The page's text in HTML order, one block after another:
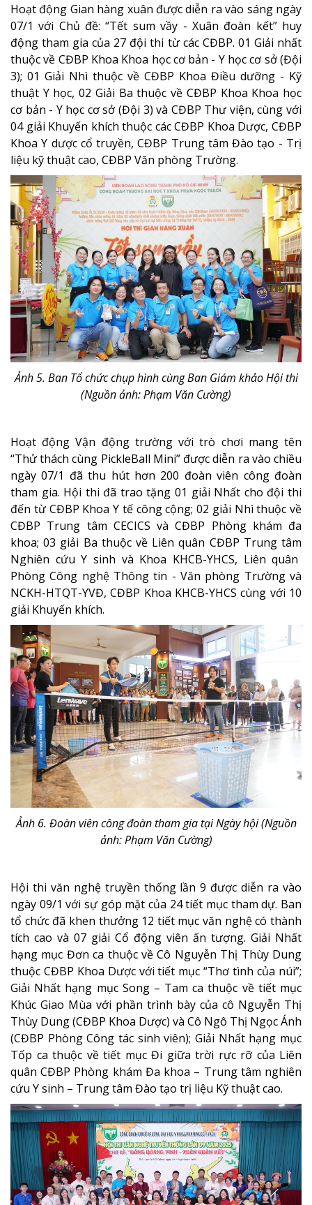
Hoạt động Gian hàng xuân được diễn ra vào sáng ngày
07/1 với Chủ đề: “Tết sum vầy - Xuân đoàn kết” huy
động tham gia của 27 đội thi từ các CĐBP. 01 Giải nhất
thuộc về CĐBP Khoa Khoa học cơ bản - Y học cơ sở (Đội
3); 01 Giải Nhì thuộc về CĐBP Khoa Điều dưỡng - Kỹ
thuật Y học, 02 Giải Ba thuộc về CĐBP Khoa Khoa học
cơ bản - Y học cơ sở (Đội 3) và CĐBP Thư viện, cùng với
04 giải Khuyến khích thuộc cácCĐBP Khoa Dược,CĐBP
Khoa Y dược cổ truyền,CĐBP Trung tâm Đào tạo - Trị
liệu kỹ thuật cao, CĐBP Văn phòng Trường.
Ảnh 5. Ban Tổ chức chụp hình cùng Ban Giám khảo Hội thi
(Nguồn ảnh: Phạm Văn Cường)
Hoạt động Vận động trường với trò chơi mang tên
“Thử thách cùng PickleBall Mini” được diễn ra vào chiều
ngày 07/1 đã thu hút hơn 200 đoàn viên công đoàn
tham gia. Hội thi đã trao tặng 01 giải Nhất cho đội thi
đến từ CĐBP Khoa Y tế công cộng; 02 giải Nhì thuộc về
CĐBP Trung tâm CECICS và CĐBP Phòng khám đa
khoa; 03 giải Ba thuộc về Liên quân CĐBP Trung tâm
Nghiên cứu Y sinh và Khoa KHCB-YHCS, Liên quân
Phòng Công nghệ Thông tin -Văn phòng Trườngvà
NCKH-HTQT-YVĐ, CĐBP Khoa KHCB-YHCS cùng với 10
giải Khuyến khích.
Ảnh 6. Đoàn viên công đoàn tham gia tại Ngày hội (Nguồn
ảnh: Phạm Văn Cường)
Hội thi văn nghệ truyền thống lần 9 được diễn ra vào
ngày 09/1 với sự góp mặt của 24 tiết mục tham dự. Ban
tổ chức đã khen thưởng 12 tiết mục văn nghệ có thành
tích cao và 07 giải Cổ động viên ấn tượng. Giải Nhất
hạng mục Đơn ca thuộc về Cô Nguyễn Thị Thùy Dung
thuộc CĐBP Khoa Dược với tiết mục “Thơ tình của núi”;
Giải Nhất hạng mục Song – Tam ca thuộc về tiết mục
Khúc Giao Mùa với phần trình bày của cô Nguyễn Thị
Thùy Dung (CĐBP Khoa Dược) và Cô Ngô Thị Ngọc Ánh
(CĐBP Phòng Công tác sinh viên); Giải Nhất hạng mục
Tốp ca thuộc về tiết mục Đi giữa trời rực rỡ của Liên
quân CĐBP Phòng khám Đa khoa – Trung tâm nghiên
cứu Y sinh – Trung tâm Đào tạo trị liệu Kỹ thuật cao.